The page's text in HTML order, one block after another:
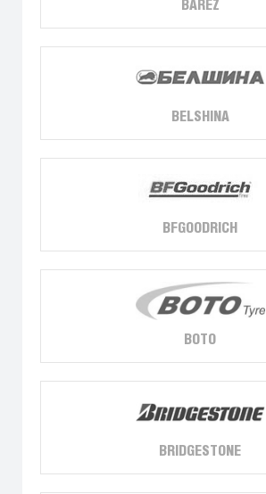
BAREZ
BELSHINA
BFGOODRICH
BOTO
BRIDGESTONE